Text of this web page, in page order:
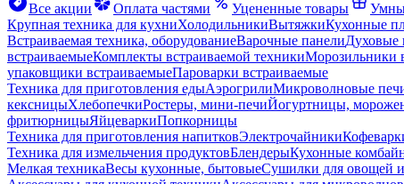
Все акции
Оплата частями Уцененные товары
Крупная техника для кухниХолодильникиВытяжкиКухонные
Встраиваемая техника, оборудованиеВарочные панели
встраиваемыеКомплекты встраиваемой техникиМорозильники
упаковщики встраиваемыеПароварки встраиваемые
Техника для приготовления едыАэрогрилиМикроволновые
кексницыХлебопечкиРостеры, мини-печиЙогуртницы,
фритюрницыЯйцеваркиПопкорницы
Техника для приготовления напитковЭлектрочайники
Техника для измельчения продуктовБлендерыКухонные
Мелкая техникаВесы кухонные, бытовыеСушилки для овощей